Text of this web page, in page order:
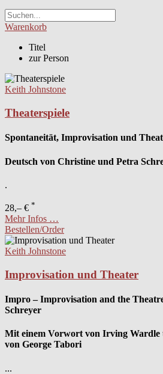
Warenkorb
Titel
zur Person
Keith Johnstone
Theaterspiele
Spontaneität, Improvisation und
Deutsch von Christine und Petra
.
28,– € *
Mehr Infos …
Bestellen/Order
Keith Johnstone
Improvisation und Theater
Impro – Improvisation and the
Schreyer
Mit einem Vorwort von Irving Wardle
von George Tabori
...